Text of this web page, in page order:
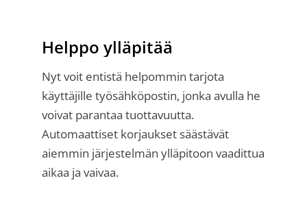
Helppo ylläpitää
Nyt voit entistä helpommin tarjota
käyttäjille työsähköpostin, jonka avulla he
voivat parantaa tuottavuutta.
Automaattiset korjaukset säästävät
aiemmin järjestelmän ylläpitoon vaadittua
aikaa ja vaivaa.